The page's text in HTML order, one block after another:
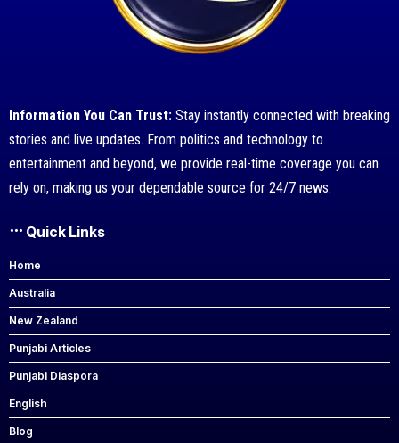
Information You Can Trust: Stay instantly connected with breaking
stories and live updates. From politics and technology to
entertainment and beyond, we provide real-time coverage you can
rely on, making us your dependable source for 24/7 news.
Quick Links
Home
Australia
New Zealand
Punjabi Articles
Punjabi Diaspora
English
Blog